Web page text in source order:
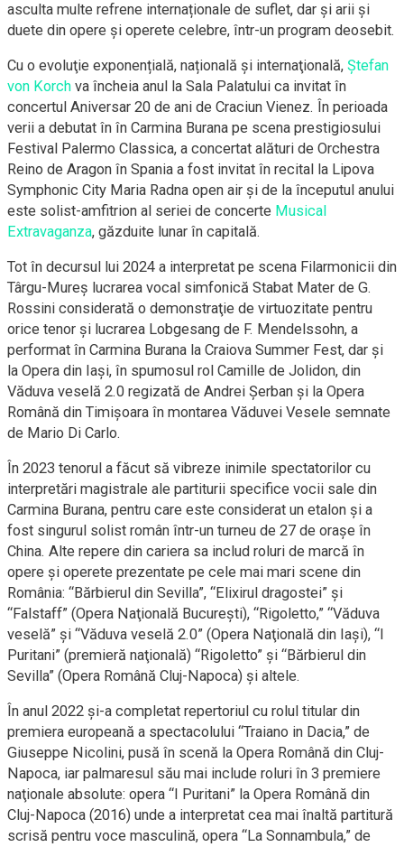
asculta multe refrene internaționale de suflet, dar şi arii şi
duete din opere şi operete celebre, într-un program deosebit.
Cu o evoluţie exponențială, națională şi internaţională, Ştefan
von Korch va încheia anul la Sala Palatului ca invitat în
concertul Aniversar 20 de ani de Craciun Vienez. În perioada
verii a debutat în în Carmina Burana pe scena prestigiosului
Festival Palermo Classica, a concertat alături de Orchestra
Reino de Aragon în Spania a fost invitat în recital la Lipova
Symphonic City Maria Radna open air şi de la începutul anului
este solist-amfitrion al seriei de concerte Musical
Extravaganza, găzduite lunar în capitală.
Tot în decursul lui 2024 a interpretat pe scena Filarmonicii din
Târgu-Mureş lucrarea vocal simfonică Stabat Mater de G.
Rossini considerată o demonstraţie de virtuozitate pentru
orice tenor şi lucrarea Lobgesang de F. Mendelssohn, a
performat în Carmina Burana la Craiova Summer Fest, dar şi
la Opera din Iaşi, în spumosul rol Camille de Jolidon, din
Văduva veselă 2.0 regizată de Andrei Șerban şi la Opera
Română din Timişoara în montarea Văduvei Vesele semnate
de Mario Di Carlo.
În 2023 tenorul a făcut să vibreze inimile spectatorilor cu
interpretări magistrale ale partiturii specifice vocii sale din
Carmina Burana, pentru care este considerat un etalon şi a
fost singurul solist român într-un turneu de 27 de oraşe în
China. Alte repere din cariera sa includ roluri de marcă în
opere şi operete prezentate pe cele mai mari scene din
România: “Bărbierul din Sevilla”, “Elixirul dragostei” şi
“Falstaff” (Opera Naţională Bucureşti), “Rigoletto,” “Văduva
veselă” şi “Văduva veselă 2.0” (Opera Naţională din Iaşi), “I
Puritani” (premieră naţională) “Rigoletto” şi “Bărbierul din
Sevilla” (Opera Română Cluj-Napoca) şi altele.
În anul 2022 şi-a completat repertoriul cu rolul titular din
premiera europeană a spectacolului “Traiano in Dacia,” de
Giuseppe Nicolini, pusă în scenă la Opera Română din Cluj-
Napoca, iar palmaresul său mai include roluri în 3 premiere
naţionale absolute: opera “I Puritani” la Opera Română din
Cluj-Napoca (2016) unde a interpretat cea mai înaltă partitură
scrisă pentru voce masculină, opera “La Sonnambula,” de